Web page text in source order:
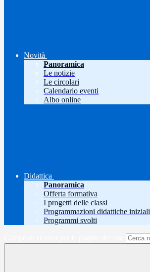
Novità
Panoramica
Le notizie
Le circolari
Calendario eventi
Albo online
Didattica
Panoramica
Offerta formativa
I progetti delle classi
Programmazioni didattiche iniziali
Programmi svolti